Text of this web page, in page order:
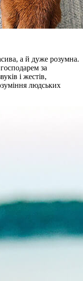
а й дуже розумна.
за
і жестів,
людських